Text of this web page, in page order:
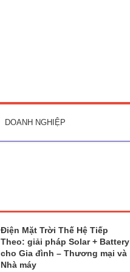
DOANH NGHIỆP
Điện Mặt Trời Thế Hệ Tiếp
Theo: giải pháp Solar + Battery
cho Gia đình – Thương mại và
Nhà máy